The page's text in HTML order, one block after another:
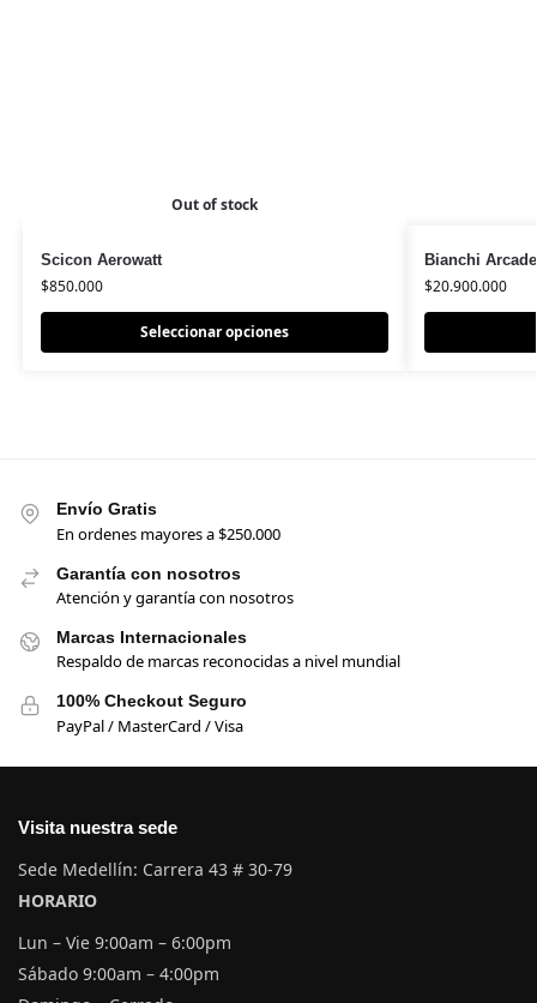
Out of stock
Scicon Aerowatt
$850.000
Seleccionar opciones
Bianchi
$20.900.000
Envío Gratis
En ordenes mayores a $250.000
Garantía con nosotros
Atención y garantía con nosotros
Marcas Internacionales
Respaldo de marcas reconocidas a nivel mundial
100% Checkout Seguro
PayPal / MasterCard / Visa
Visita nuestra sede
Sede Medellín: Carrera 43 # 30-79
HORARIO
Lun – Vie 9:00am – 6:00pm
Sábado 9:00am – 4:00pm